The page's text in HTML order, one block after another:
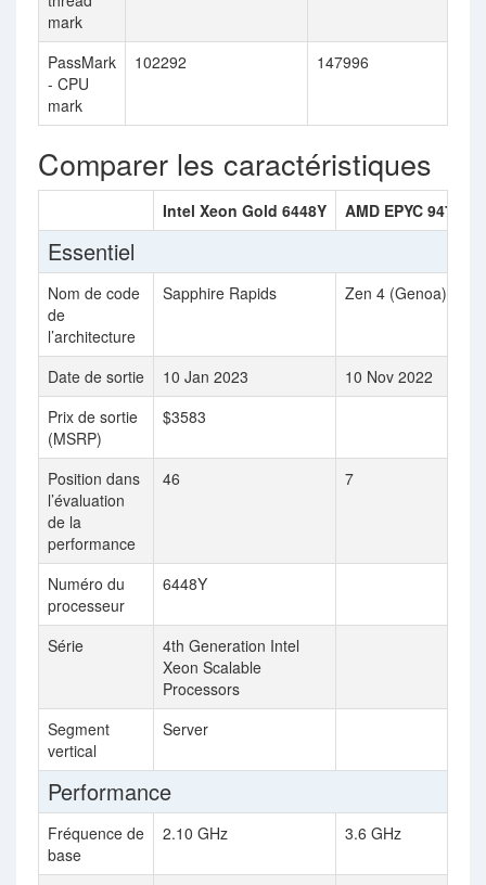
mark
PassMark
- CPU
mark
102292 147996
Comparer les caractéristiques
Intel Xeon Gold 6448Y AMD EPYC 9474F
Essentiel
Nom de code
de
l’architecture
Sapphire Rapids Zen 4 (Genoa)
Date de sortie 10 Jan 2023
10 Nov 2022
Prix de sortie
(MSRP)
$3583
Position dans
l’évaluation
de la
performance
46 7
Numéro du
processeur
6448Y
Série
4th Generation Intel
Xeon Scalable
Processors
Segment
vertical
Server
Performance
Fréquence de
base
2.10 GHz 3.6 GHz